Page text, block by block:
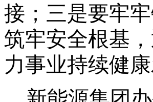
接；三是要牢
筑牢安全根基
力事业持续健